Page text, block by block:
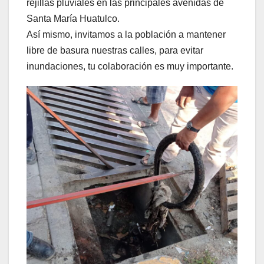
rejillas pluviales en las principales avenidas de
Santa María Huatulco.
Así mismo, invitamos a la población a mantener
libre de basura nuestras calles, para evitar
inundaciones, tu colaboración es muy importante.